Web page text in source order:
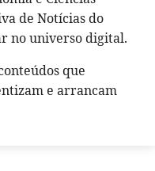
de Notícias do
no universo digital.
que
e arrancam